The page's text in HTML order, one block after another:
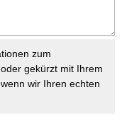
zum
gekürzt mit Ihrem
wir Ihren echten